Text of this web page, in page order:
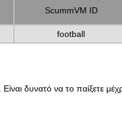
ScummVM ID
football
δυνατό να το παίξετε